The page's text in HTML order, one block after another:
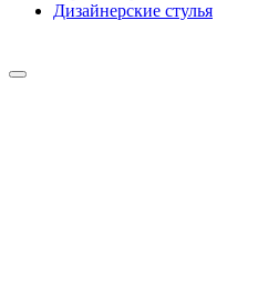
Дизайнерские cтулья